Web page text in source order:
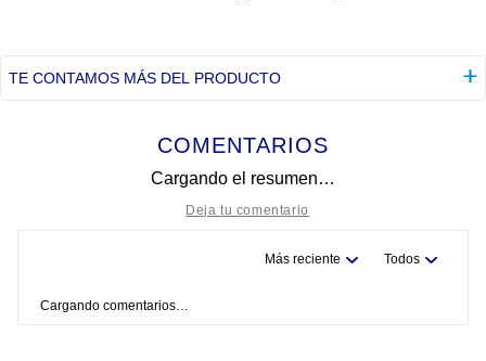
TE CONTAMOS MÁS DEL PRODUCTO
COMENTARIOS
Cargando el resumen…
Más reciente Todos
Cargando comentarios…